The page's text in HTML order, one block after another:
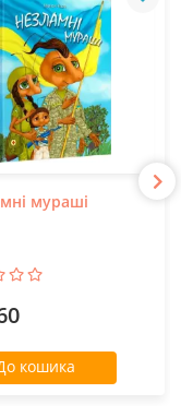
мураші
кошика